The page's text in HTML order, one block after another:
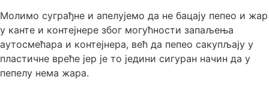
Молимо суграђне и апелујемо да не бацају пепео и жар
у канте и контејнере због могућности запаљења
аутосмећара и контејнера, већ да пепео сакупљају у
пластичне вреће јер је то једини сигуран начин да у
пепелу нема жара.